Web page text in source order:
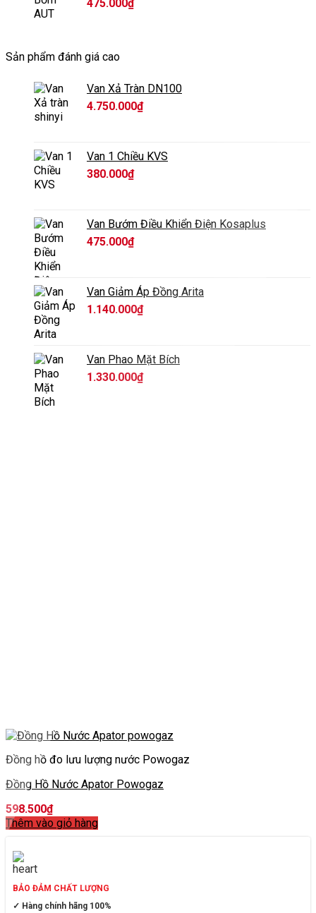
475.000₫
Sản phẩm đánh giá cao
Van Xả Tràn DN100
4.750.000₫
Van 1 Chiều KVS
380.000₫
Van Bướm Điều Khiển Điện Kosaplus
475.000₫
Van Giảm Áp Đồng Arita
1.140.000₫
Van Phao Mặt Bích
1.330.000₫
Đồng hồ đo lưu lượng nước Powogaz
Đồng Hồ Nước Apator Powogaz
598.500₫
Thêm vào giỏ hàng
BẢO ĐẢM CHẤT LƯỢNG
✓ Hàng chính hãng 100%